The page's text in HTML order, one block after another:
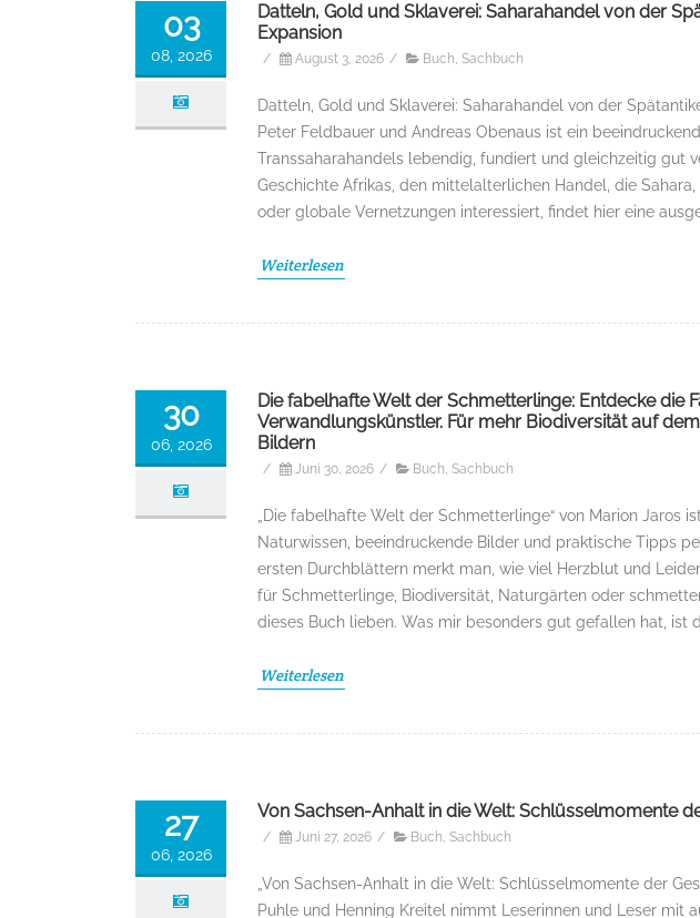
03
08, 2026
Datteln, Gold und Sklaverei: Saharahandel von der
Expansion
/ August 3, 2026 / Buch, Sachbuch
Datteln, Gold und Sklaverei: Saharahandel von der
Peter Feldbauer und Andreas Obenaus ist ein
Transsaharahandels lebendig, fundiert und gleichzeitig gut
Geschichte Afrikas, den mittelalterlichen Handel, die
oder globale Vernetzungen interessiert, findet hier eine
Weiterlesen
30
06, 2026
Die fabelhafte Welt der Schmetterlinge: Entdecke die
Verwandlungskünstler. Für mehr Biodiversität auf
Bildern
/ Juni 30, 2026 / Buch, Sachbuch
„Die fabelhafte Welt der Schmetterlinge“ von Marion Jaros
Naturwissen, beeindruckende Bilder und praktische Tipps
ersten Durchblättern merkt man, wie viel Herzblut und
für Schmetterlinge, Biodiversität, Naturgärten oder
dieses Buch lieben. Was mir besonders gut gefallen hat, ist
Weiterlesen
27
06, 2026
Von Sachsen-Anhalt in die Welt: Schlüsselmomente
/ Juni 27, 2026 / Buch, Sachbuch
„Von Sachsen-Anhalt in die Welt: Schlüsselmomente der
Puhle und Henning Kreitel nimmt Leserinnen und Leser mit